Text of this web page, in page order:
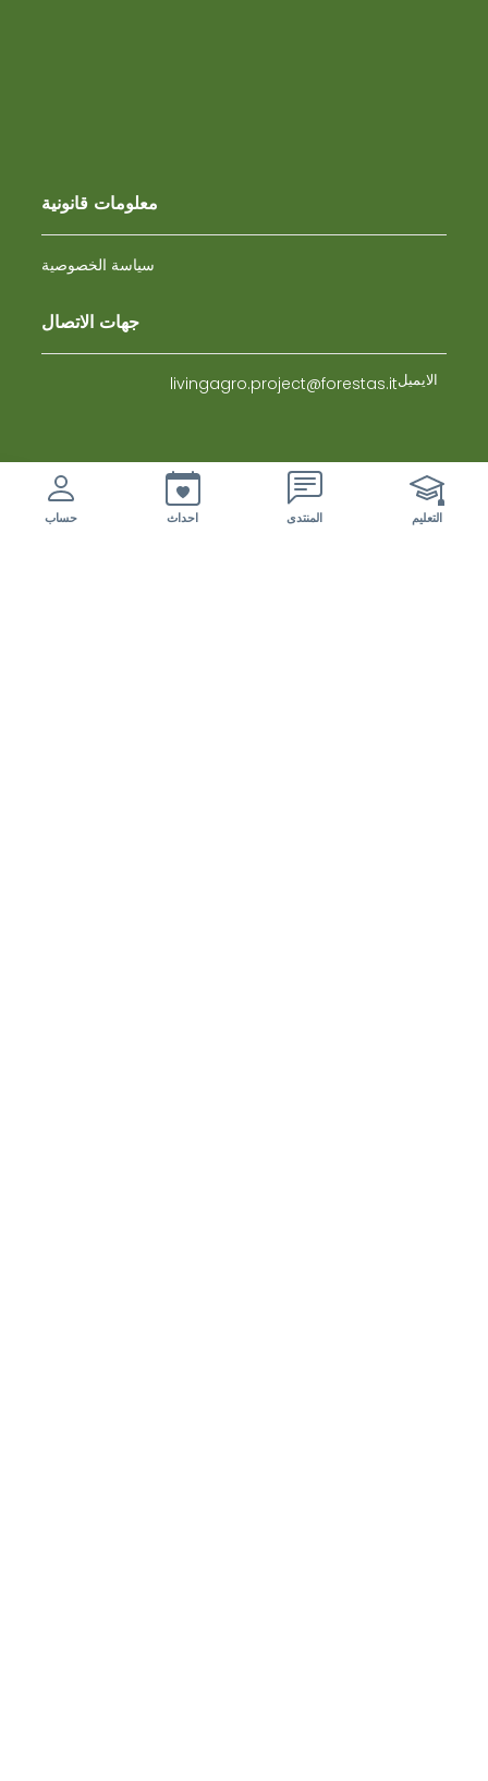
التعليم المنتدى احداثeventi da esaminare
حساب
معلومات قانونية
سياسة الخصوصية
جهات الاتصال
الايميلlivingagro.project@forestas.it